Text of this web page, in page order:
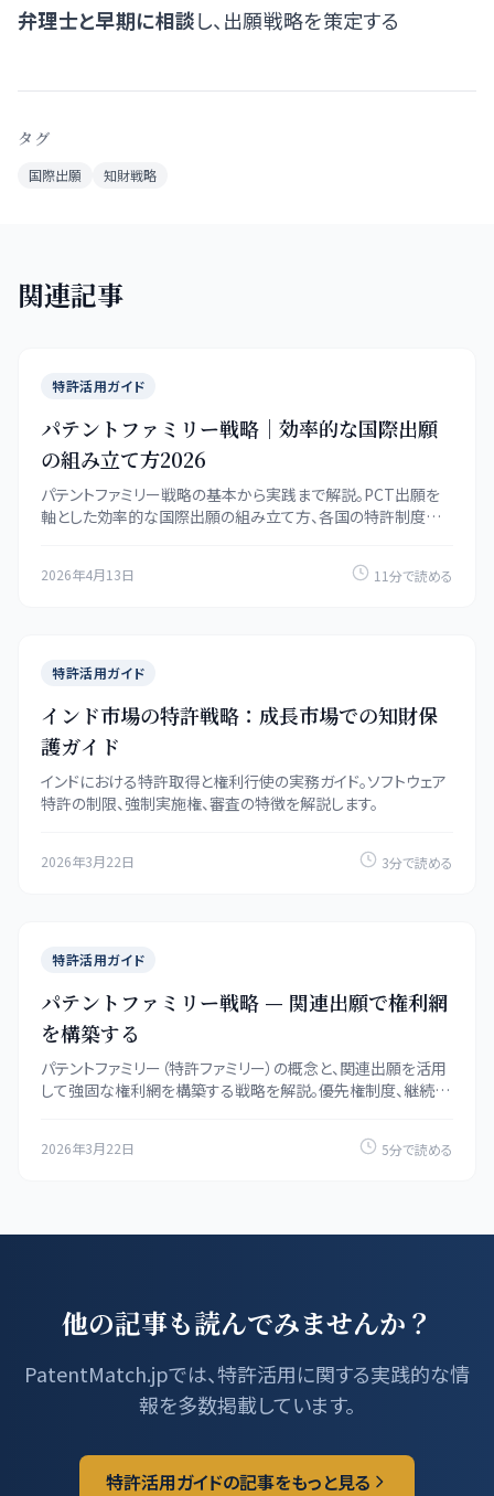
弁理士と早期に相談し、出願戦略を策定する
タグ
国際出願 知財戦略
関連記事
特許活用ガイド
パテントファミリー戦略｜効率的な国際出願
の組み立て方2026
パテントファミリー戦略の基本から実践まで解説。PCT出願を
軸とした効率的な国際出願の組み立て方、各国の特許制度の
2026年4月13日 11分で読める
特許活用ガイド
インド市場の特許戦略：成長市場での知財保
護ガイド
インドにおける特許取得と権利行使の実務ガイド。ソフトウェア
特許の制限、強制実施権、審査の特徴を解説します。
2026年3月22日 3分で読める
特許活用ガイド
パテントファミリー戦略 — 関連出願で権利網
を構築する
パテントファミリー（特許ファミリー）の概念と、関連出願を活用
して強固な権利網を構築する戦略を解説。優先権制度、継続出
2026年3月22日 5分で読める
他の記事も読んでみませんか？
PatentMatch.jpでは、特許活用に関する実践的な情
報を多数掲載しています。
特許活用ガイドの記事をもっと見る